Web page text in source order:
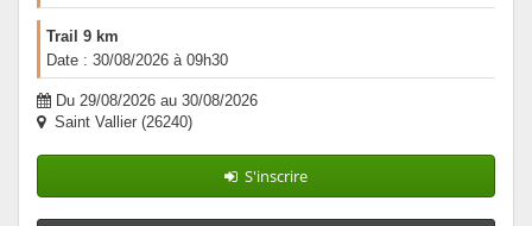
Trail 9 km
Date : 30/08/2026 à 09h30
Du 29/08/2026 au 30/08/2026
Saint Vallier (26240)
S'inscrire